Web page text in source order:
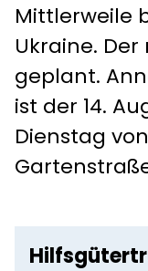
Mittlerweile
Ukraine.
geplant.
ist der 14.
Dienstag